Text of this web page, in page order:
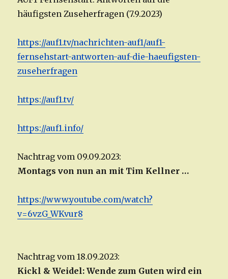
häufigsten Zuseherfragen (7.9.2023)
https://auf1.tv/nachrichten-auf1/auf1-
fernsehstart-antworten-auf-die-haeufigsten-
zuseherfragen
https://auf1.tv/
https://auf1.info/
Nachtrag vom 09.09.2023:
Montags von nun an mit Tim Kellner …
https://www.youtube.com/watch?
v=6vzG_WKvur8
Nachtrag vom 18.09.2023:
Kickl & Weidel: Wende zum Guten wird ein